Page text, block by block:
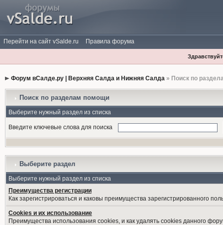
Перейти на сайт vSalde.ru Правила форума
Форум вСалде.ру | Верхняя Салда и Нижняя Салда» Поиск по
Поиск по разделам помощи
Выберите нужный раздел из списка
Введите ключевые слова для поиска
Выберите раздел
Выберите нужный раздел из списка
Преимущества регистрации
Как зарегистрироваться и каковы преимущества зарегистрированного
Cookies и их использование
Преимущества использования cookies, и как удалять cookies данного